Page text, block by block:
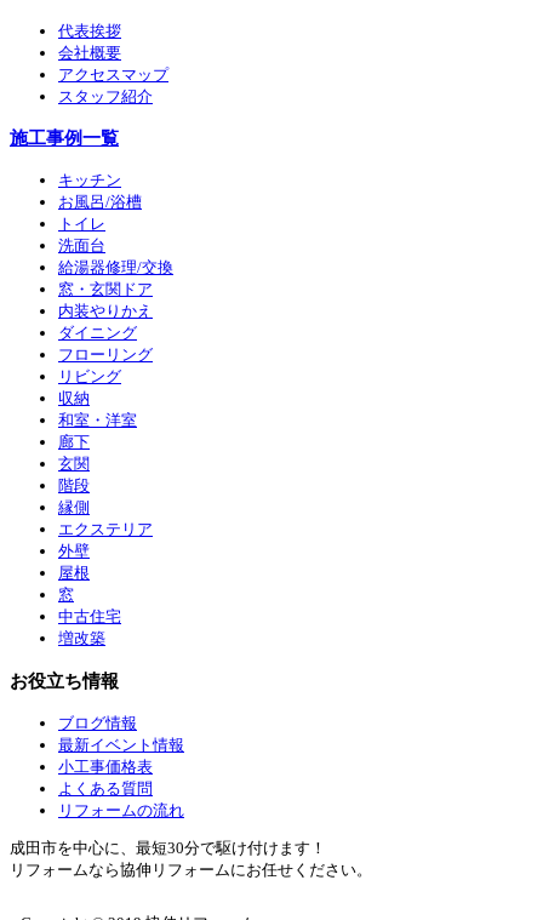
代表挨拶
会社概要
アクセスマップ
スタッフ紹介
施工事例一覧
キッチン
お風呂/浴槽
トイレ
洗面台
給湯器修理/交換
窓・玄関ドア
内装やりかえ
ダイニング
フローリング
リビング
収納
和室・洋室
廊下
玄関
階段
縁側
エクステリア
外壁
屋根
窓
中古住宅
増改築
お役立ち情報
ブログ情報
最新イベント情報
小工事価格表
よくある質問
リフォームの流れ
成田市を中心に、最短30分で駆け付けます！
リフォームなら協伸リフォームにお任せください。